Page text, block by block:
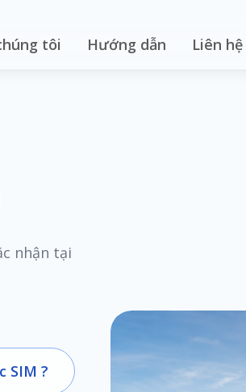
tôi Hướng dẫn Liên hệ
nhận tại
SIM ?